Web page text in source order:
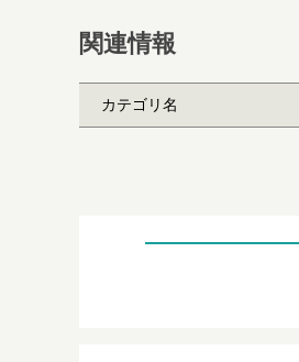
関連情報
カテゴリ名